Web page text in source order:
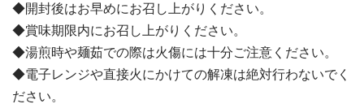
◆開封後はお早めにお召し上がりください。
◆賞味期限内にお召し上がりください。
◆湯煎時や麺茹での際は火傷には十分ご注意ください。
◆電子レンジや直接火にかけての解凍は絶対行わないでく
ださい。